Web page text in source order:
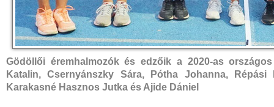
Gödöllői éremhalmozók és edzőik a 2020-as
Katalin, Csernyánszky Sára, Pótha Johanna,
Karakasné Hasznos Jutka és Ajide Dániel